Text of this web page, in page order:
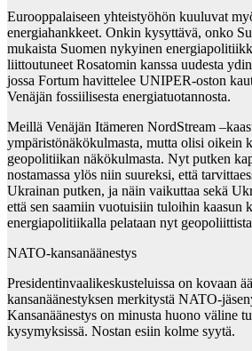
Eurooppalaiseen yhteistyöhön kuuluvat
energiahankkeet. Onkin kysyttävä, onko
mukaista Suomen nykyinen
liittoutuneet Rosatomin kanssa uudesta
jossa Fortum havittelee UNIPER-oston
Venäjän fossiilisesta energiatuotannosta.
Meillä Venäjän Itämeren NordStream
ympäristönäkökulmasta, mutta olisi oikein
geopolitiikan näkökulmasta. Nyt putken
nostamassa ylös niin suureksi, että
Ukrainan putken, ja näin vaikuttaa sekä
että sen saamiin vuotuisiin tuloihin kaasun
energiapolitiikalla pelataan nyt
NATO-kansanäänestys
Presidentinvaalikeskusteluissa on kovaan
kansanäänestyksen merkitystä NATO-
Kansanäänestys on minusta huono väline
kysymyksissä. Nostan esiin kolme syytä.